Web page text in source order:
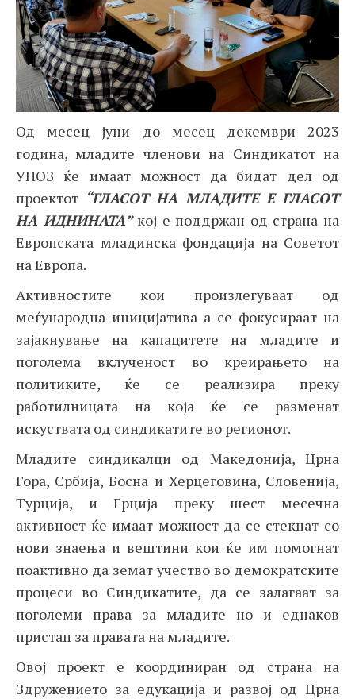
Од месец јуни до месец декември 2023
година, младите членови на Синдикатот на
УПОЗ ќе имаат можност да бидат дел од
проектот “ГЛАСОТ НА МЛАДИТЕ Е ГЛАСОТ
НА ИДНИНАТА”кој е поддржан од страна на
Европската младинска фондација на Советот
на Европа.
Активностите кои произлегуваат од
меѓународна иницијатива а се фокусираат на
зајакнување на капацитете на младите и
поголема вклученост во креирањето на
политиките, ќе се реализира преку
работилницата на која ќе се разменат
искуствата од синдикатите во регионот.
Младите синдикалци од Македонија, Црна
Гора, Србија, Босна и Херцеговина, Словенија,
Турција, и Грција преку шест месечна
активност ќе имаат можност да се стекнат со
нови знаења и вештини кои ќе им помогнат
поактивно да земат учество во демократските
процеси во Синдикатите, да се залагаат за
поголеми права за младите но и еднаков
пристап за правата на младите.
Овој проект е координиран од страна на
Здружението за едукација и развој од Црна